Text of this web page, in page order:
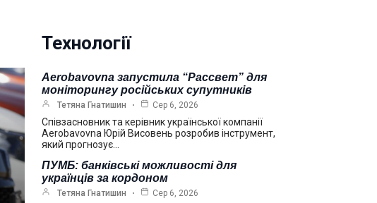
Технології
Aerobavovna запустила “Рассвет” для
моніторингу російських супутників
Тетяна Гнатишин Сер 6, 2026
Співзасновник та керівник української компанії
Aerobavovna Юрій Висовень розробив інструмент,
який прогнозує…
ПУМБ: банківські можливості для
українців за кордоном
Тетяна Гнатишин Сер 6, 2026